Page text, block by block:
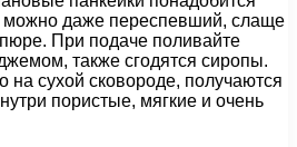
можно даже переспевший, слаще
При подаче поливайте
также сгодятся сиропы.
на сухой сковороде, получаются
пористые, мягкие и очень